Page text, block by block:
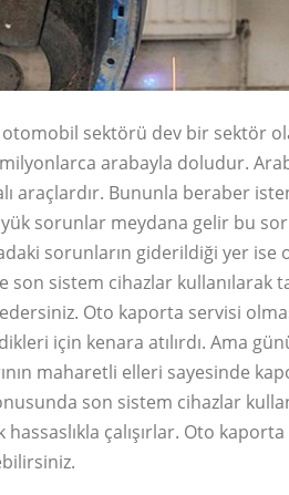
sektörü dev bir sektör
arabayla doludur.
araçlardır. Bununla beraber
sorunlar meydana gelir bu
sorunların giderildiği yer ise
son sistem cihazlar kullanılarak
Oto kaporta servisi
için kenara atılırdı. Ama
maharetli elleri sayesinde
son sistem cihazlar
hassaslıkla çalışırlar. Oto